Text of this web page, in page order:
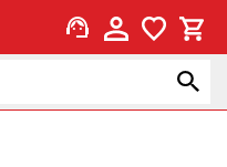
support_agent